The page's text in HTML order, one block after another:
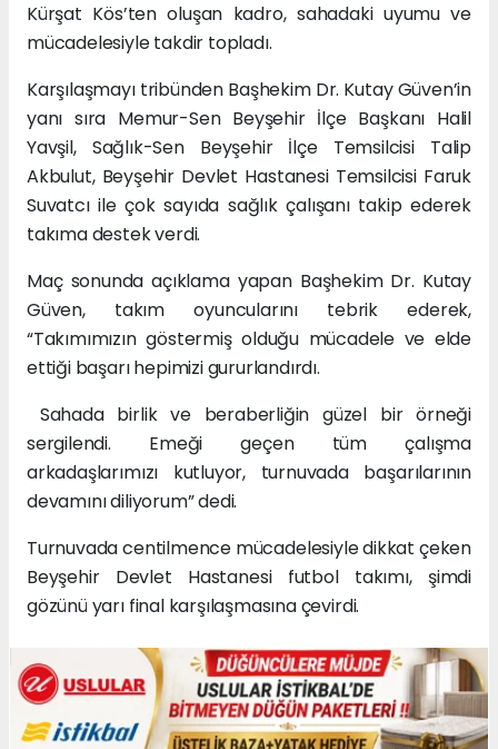
Kürşat Kös’ten oluşan kadro, sahadaki uyumu ve
mücadelesiyle takdir topladı.
Karşılaşmayı tribünden Başhekim Dr. Kutay Güven’in
yanı sıra Memur-Sen Beyşehir İlçe Başkanı Halil
Yavşil, Sağlık-Sen Beyşehir İlçe Temsilcisi Talip
Akbulut, Beyşehir Devlet Hastanesi Temsilcisi Faruk
Suvatcı ile çok sayıda sağlık çalışanı takip ederek
takıma destek verdi.
Maç sonunda açıklama yapan Başhekim Dr. Kutay
Güven, takım oyuncularını tebrik ederek,
“Takımımızın göstermiş olduğu mücadele ve elde
ettiği başarı hepimizi gururlandırdı.
Sahada birlik ve beraberliğin güzel bir örneği
sergilendi. Emeği geçen tüm çalışma
arkadaşlarımızı kutluyor, turnuvada başarılarının
devamını diliyorum” dedi.
Turnuvada centilmence mücadelesiyle dikkat çeken
Beyşehir Devlet Hastanesi futbol takımı, şimdi
gözünü yarı final karşılaşmasına çevirdi.